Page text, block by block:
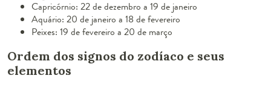
Capricórnio: 22 de dezembro a 19 de janeiro
Aquário: 20 de janeiro a 18 de fevereiro
Peixes: 19 de fevereiro a 20 de março
Ordem dos signos do zodíaco e seus
elementos